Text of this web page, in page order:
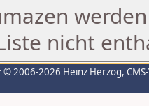
nicht
© 2006-2026 Heinz Herzog,